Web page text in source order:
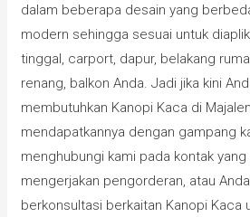
dalam beberapa desain yang
modern sehingga sesuai untuk
tinggal, carport, dapur, belakang
renang, balkon Anda. Jadi jika kini
membutuhkan Kanopi Kaca di
mendapatkannya dengan gampang
menghubungi kami pada kontak yang
mengerjakan pengorderan, atau
berkonsultasi berkaitan Kanopi Kaca